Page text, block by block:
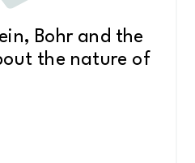
Bohr and the
the nature of